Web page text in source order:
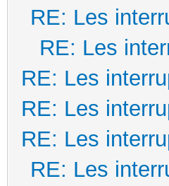
RE: Les
RE: Les
RE: Les
RE: Les
RE: Les
RE: Les